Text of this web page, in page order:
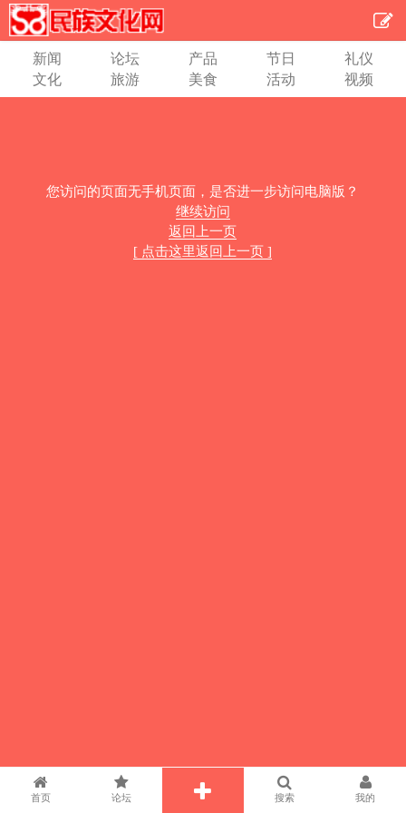
新闻 论坛 产品 节日
礼仪
文化
旅游 美食 活动 视频
您访问的页面无手机页面，是否进一步访问电脑版？
继续访问
返回上一页
[ 点击这里返回上一页 ]
首页 论坛 搜索 我的